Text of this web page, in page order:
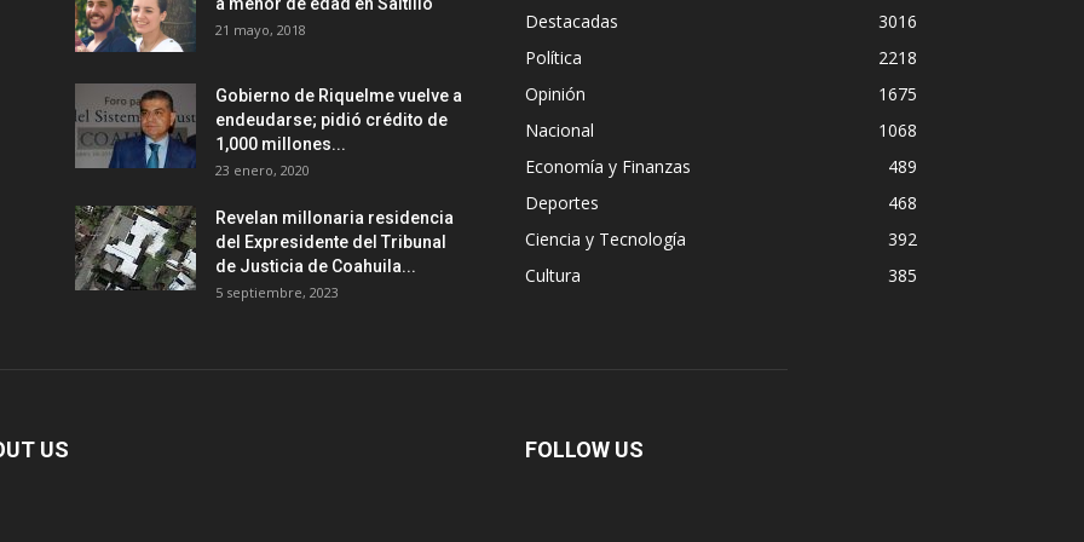
21 mayo, 2018
Gobierno de Riquelme vuelve a
endeudarse; pidió crédito de
1,000 millones...
23 enero, 2020
Revelan millonaria residencia
del Expresidente del Tribunal
de Justicia de Coahuila...
5 septiembre, 2023
Destacadas
3016
Política
2218
Opinión
1675
Nacional
1068
Economía y Finanzas
489
Deportes
468
Ciencia y Tecnología
392
Cultura
385
US FOLLOW US